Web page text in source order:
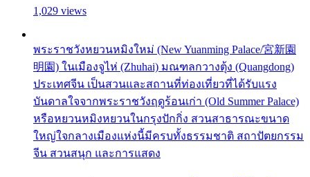
1,029 views
พระราชวังหยวนหมิงใหม่ (New Yuanming Palace/宮新園
明園) ในเมืองจูไห่ (Zhuhai) มณฑลกวางตุ้ง (Quangdong)
ประเทศจีน เป็นสวนและสถานที่ท่องเที่ยวที่ได้รับแรง
บันดาลใจจากพระราชวังฤดูร้อนเก่า (Old Summer Palace)
หรือหยวนหมิงหยวนในกรุงปักกิ่ง สวนสาธารณะขนาด
ใหญ่ใจกลางเมืองแห่งนี้มีครบทั้งธรรมชาติ สถาปัตยกรรม
จีน สวนสนุก และการแสดง